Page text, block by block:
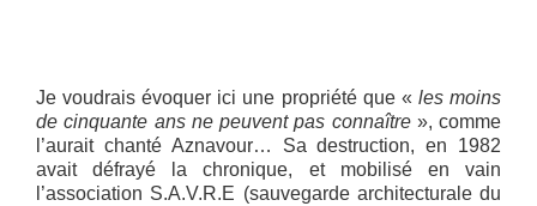
Je voudrais évoquer ici une propriété que « les moins
de cinquante ans ne peuvent pas connaître », comme
l’aurait chanté Aznavour… Sa destruction, en 1982
avait défrayé la chronique, et mobilisé en vain
l’association S.A.V.R.E (sauvegarde architecturale du